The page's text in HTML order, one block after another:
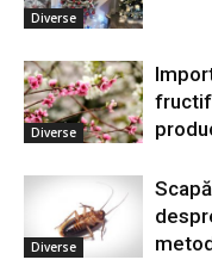
Diverse
Diverse
Diverse